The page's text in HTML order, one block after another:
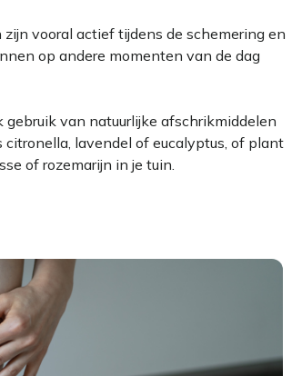
zijn vooral actief tijdens de schemering en
op andere momenten van de dag
gebruik van natuurlijke afschrikmiddelen
lavendel of eucalyptus, of plant
of rozemarijn in je tuin.